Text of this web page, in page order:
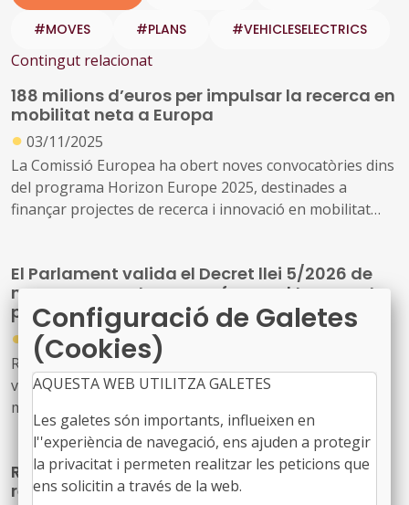
#MOVES #PLANS #VEHICLESELECTRICS
Contingut relacionat
188 milions d’euros per impulsar la recerca en
mobilitat neta a Europa
● 03/11/2025
La Comissió Europea ha obert noves convocatòries dins
del programa Horizon Europe 2025, destinades a
finançar projectes de recerca i innovació en mobilitat
El Parlament valida el Decret llei 5/2026 de
mesures urgents per a reforçar el transport
públic interurbà per carretera
●
27/05/2026
Resolució 770/XV del Parlament de Catalunya, de
validació del Decret llei 5/2026, de mesures urgents en
matèria de transport públic interurbà de viatgers per
carretera
Resolució TER/670/2026, de 5 de març, de
redistribució interna del MOVES III 2025 a
Configuració de Galetes
(Cookies)
AQUESTA WEB UTILITZA GALETES
Les galetes són importants, influeixen en
l''experiència de navegació, ens ajuden a protegir
la privacitat i permeten realitzar les peticions que
ens solicitin a través de la web.